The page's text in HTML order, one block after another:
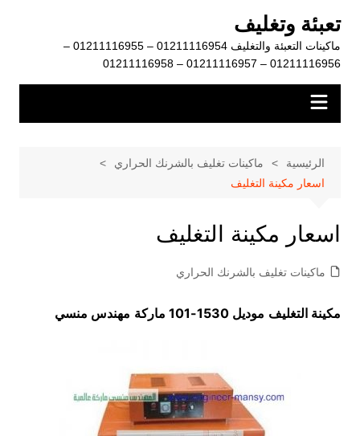
المحتوى
تعبئة وتغليف
ماكينات التعبئة والتغليف 01211116954 – 01211116955 –
01211116956 – 01211116957 – 01211116958
الرئيسية
ماكينات تغليف بالشرنك الحراري
اسعار مكينة التغليف
اسعار مكينة التغليف
ماكينات تغليف بالشرنك الحراري
مكينة التغليف موديل 1530-101 ماركة مهندس منسي